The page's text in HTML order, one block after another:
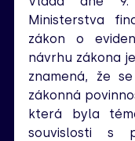
Ministerstva
zákon o
návrhu zákona
znamená, že
zákonná
která byla
souvislosti s